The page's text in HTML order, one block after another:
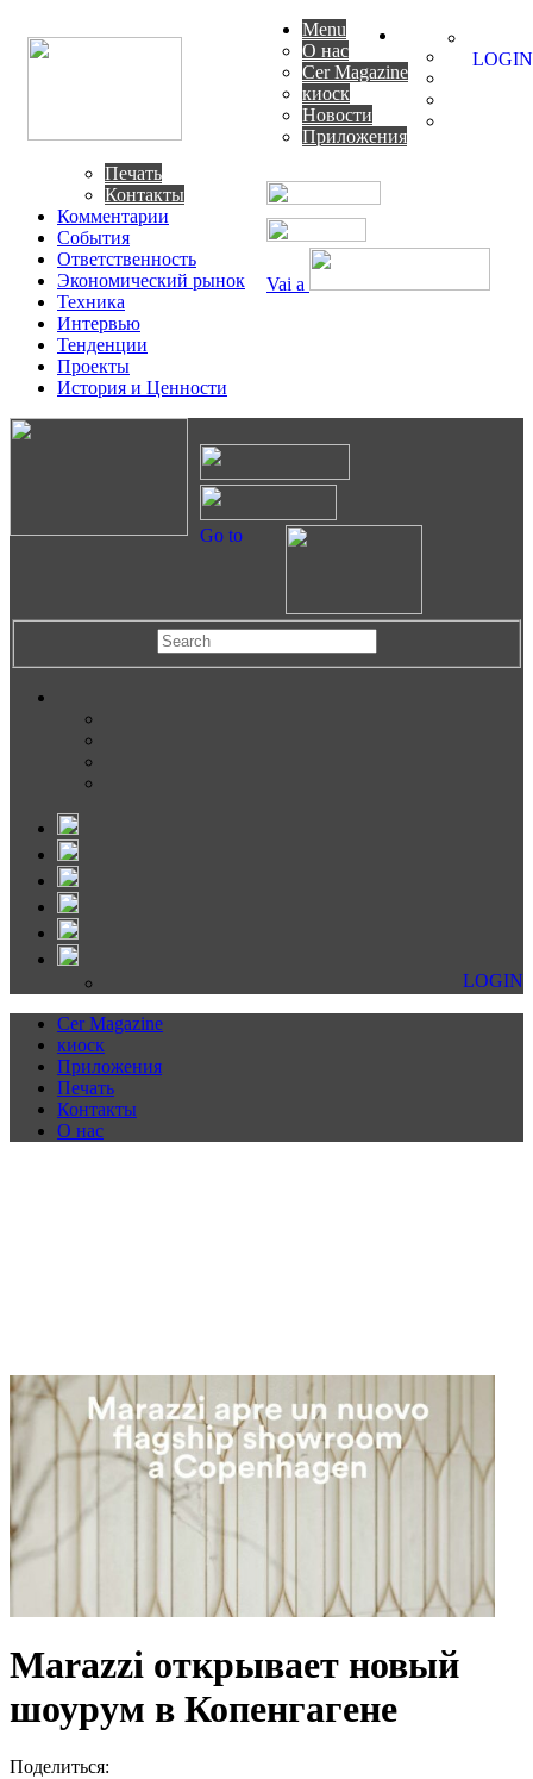
Vai a
Menu
О нас
Cer Magazine
киоск
Новости
Приложения
Печать
Контакты
Комментарии
События
Ответственность
Экономический рынок
Техника
Интервью
Тенденции
Проекты
История и Ценности
LOGIN
Go to
LOGIN
Cer Magazine
киоск
Приложения
Печать
Контакты
О нас
Marazzi открывает новый
шоурум в Копенгагене
Поделиться: